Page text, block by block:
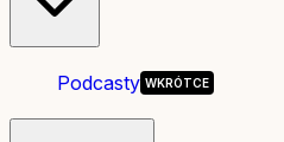
Podcasty